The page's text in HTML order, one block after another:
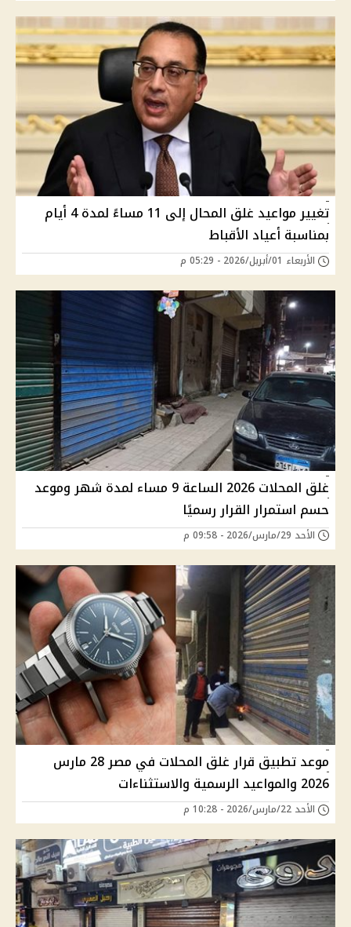
تغيير مواعيد غلق المحال إلى 11 مساءً لمدة 4 أيام
بمناسبة أعياد الأقباط
الأربعاء 01/أبريل/2026 - 05:29 م
غلق المحلات 2026 الساعة 9 مساء لمدة شهر وموعد
حسم استمرار القرار رسميًا
الأحد 29/مارس/2026 - 09:58 م
موعد تطبيق قرار غلق المحلات في مصر 28 مارس
2026 والمواعيد الرسمية والاستثناءات
الأحد 22/مارس/2026 - 10:28 م